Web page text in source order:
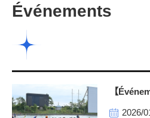
Événements
【
2026/